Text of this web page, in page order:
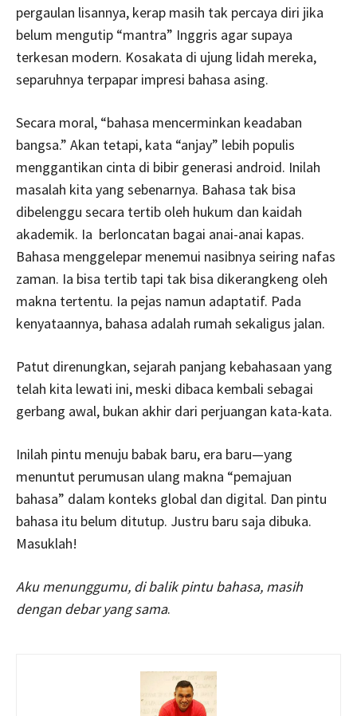
pergaulan lisannya, kerap masih tak percaya diri jika
belum mengutip “mantra” Inggris agar supaya
terkesan modern. Kosakata di ujung lidah mereka,
separuhnya terpapar impresi bahasa asing.
Secara moral, “bahasa mencerminkan keadaban
bangsa.” Akan tetapi, kata “anjay” lebih populis
menggantikan cinta di bibir generasi android. Inilah
masalah kita yang sebenarnya. Bahasa tak bisa
dibelenggu secara tertib oleh hukum dan kaidah
akademik. Ia berloncatan bagai anai-anai kapas.
Bahasa menggelepar menemui nasibnya seiring nafas
zaman. Ia bisa tertib tapi tak bisa dikerangkeng oleh
makna tertentu. Ia pejas namun adaptatif. Pada
kenyataannya, bahasa adalah rumah sekaligus jalan.
Patut direnungkan, sejarah panjang kebahasaan yang
telah kita lewati ini, meski dibaca kembali sebagai
gerbang awal, bukan akhir dari perjuangan kata-kata.
Inilah pintu menuju babak baru, era baru—yang
menuntut perumusan ulang makna “pemajuan
bahasa” dalam konteks global dan digital. Dan pintu
bahasa itu belum ditutup. Justru baru saja dibuka.
Masuklah!
Aku menunggumu, di balik pintu bahasa, masih
dengan debar yang sama.